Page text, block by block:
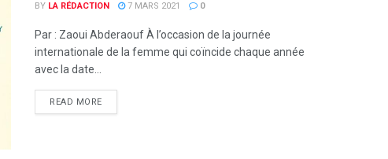
BY LA RÉDACTION 7 MARS 2021 0
Par : Zaoui Abderaouf À l’occasion de la journée
internationale de la femme qui coïncide chaque année
avec la date...
READ MORE